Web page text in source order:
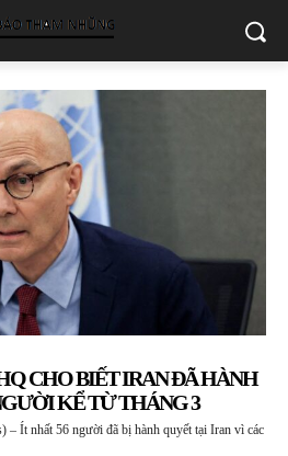
CHO BIẾT IRAN ĐÃ HÀNH
KỂ TỪ THÁNG 3
– Ít nhất 56 người đã bị hành quyết tại Iran vì các